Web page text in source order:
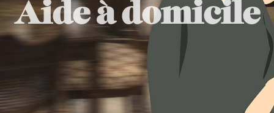
Aide à domicile